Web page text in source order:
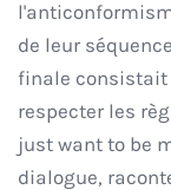
de leur
finale consistait
respecter les
just want to be
dialogue,